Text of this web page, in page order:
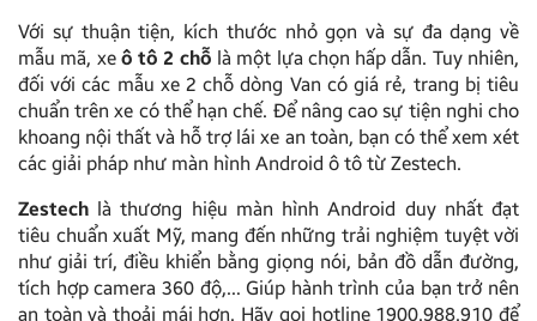
Với sự thuận tiện, kích thước nhỏ gọn và sự đa dạng về
mẫu mã, xeô tô 2 chỗ là một lựa chọn hấp dẫn. Tuy nhiên,
đối với các mẫu xe 2 chỗ dòng Van có giá rẻ, trang bị tiêu
chuẩn trên xe có thể hạn chế. Để nâng cao sự tiện nghi cho
khoang nội thất và hỗ trợ lái xe an toàn, bạn có thể xem xét
các giải pháp như màn hình Android ô tô từ Zestech.
Zestech là thương hiệu màn hình Android duy nhất đạt
tiêu chuẩn xuất Mỹ, mang đến những trải nghiệm tuyệt vời
như giải trí, điều khiển bằng giọng nói, bản đồ dẫn đường,
tích hợp camera 360 độ,… Giúp hành trình của bạn trở nên
an toàn và thoải mái hơn. Hãy gọi hotline 1900.988.910 để